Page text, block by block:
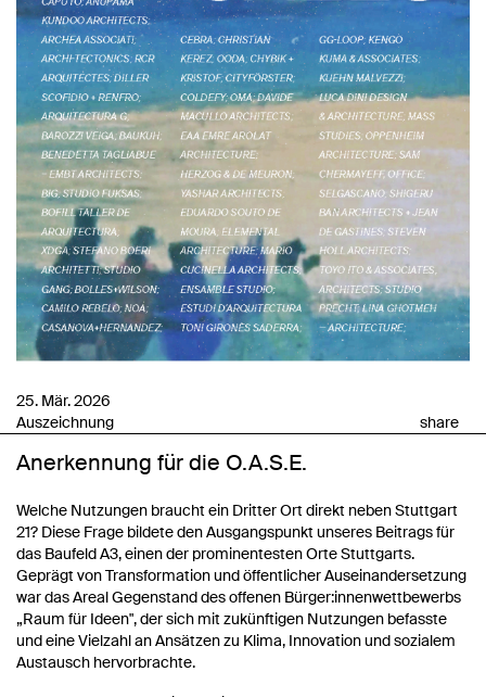
25. Mär. 2026
Auszeichnung
share
Anerkennung für die O.A.S.E.
Welche Nutzungen braucht ein Dritter Ort direkt neben Stuttgart
21? Diese Frage bildete den Ausgangspunkt unseres Beitrags für
das Baufeld A3, einen der prominentesten Orte Stuttgarts.
Geprägt von Transformation und öffentlicher Auseinandersetzung
war das Areal Gegenstand des offenen Bürger:innenwettbewerbs
„Raum für Ideen", der sich mit zukünftigen Nutzungen befasste
und eine Vielzahl an Ansätzen zu Klima, Innovation und sozialem
Austausch hervorbrachte.